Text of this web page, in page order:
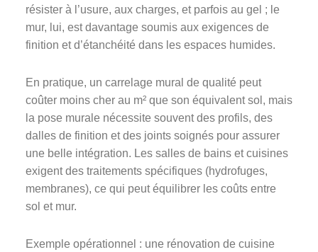
résister à l’usure, aux charges, et parfois au gel ; le
mur, lui, est davantage soumis aux exigences de
finition et d’étanchéité dans les espaces humides.
En pratique, un carrelage mural de qualité peut
coûter moins cher au m² que son équivalent sol, mais
la pose murale nécessite souvent des profils, des
dalles de finition et des joints soignés pour assurer
une belle intégration. Les salles de bains et cuisines
exigent des traitements spécifiques (hydrofuges,
membranes), ce qui peut équilibrer les coûts entre
sol et mur.
Exemple opérationnel : une rénovation de cuisine